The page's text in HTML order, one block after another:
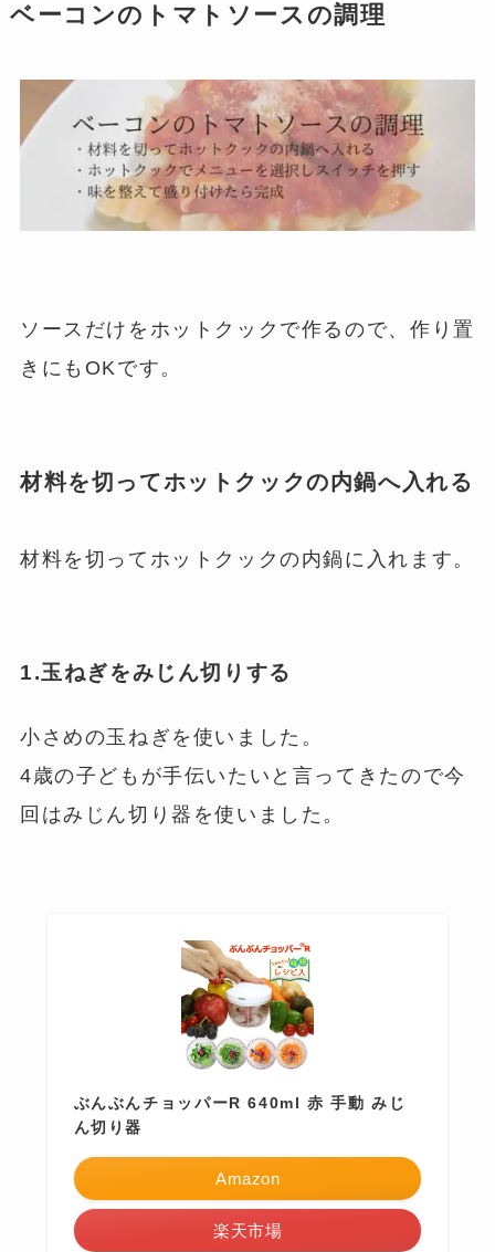
ベーコンのトマトソースの調理
ソースだけをホットクックで作るので、作り置
きにもOKです。
材料を切ってホットクックの内鍋へ入れる
材料を切ってホットクックの内鍋に入れます。
1.玉ねぎをみじん切りする
小さめの玉ねぎを使いました。
4歳の子どもが手伝いたいと言ってきたので今
回はみじん切り器を使いました。
ぶんぶんチョッパーR 640ml 赤 手動 みじ
ん切り器
Amazon
楽天市場